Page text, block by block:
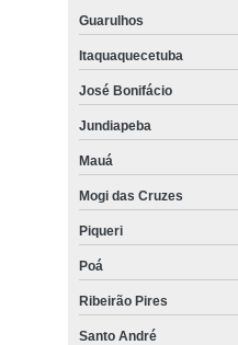
Guarulhos
Itaquaquecetuba
José Bonifácio
Jundiapeba
Mauá
Mogi das Cruzes
Piqueri
Poá
Ribeirão Pires
Santo André